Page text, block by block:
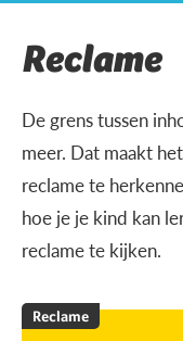
Reclame
De grens tussen
meer. Dat maakt
reclame te
hoe je je kind kan
reclame te kijken.
Reclame